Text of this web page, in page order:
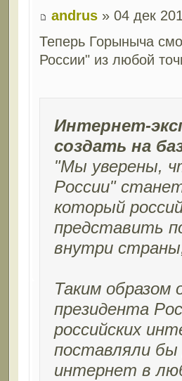
andrus» 04 дек
Теперь Горыныча
России" из любой
Интернет-
создать на
"Мы уверены,
России"
который
представить
внутри
Таким образом
президента
российских
поставляли бы
интернет в